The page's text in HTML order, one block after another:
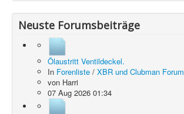
Neuste Forumsbeiträge
Ölaustritt Ventildeckel.
In Forenliste / XBR und Clubman Forum
von Harri
07 Aug 2026 01:34